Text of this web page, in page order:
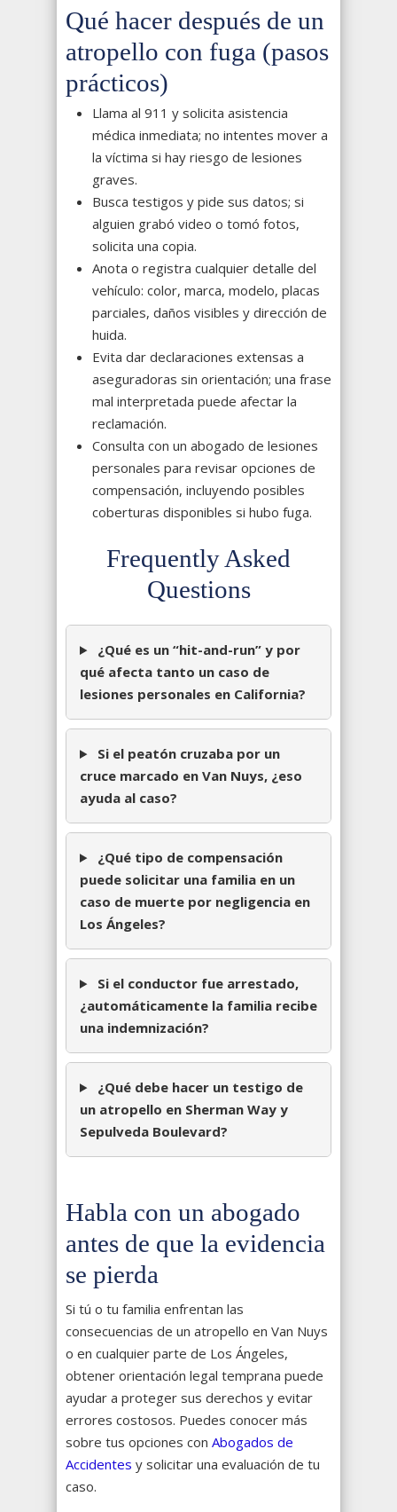
Qué hacer después de un
atropello con fuga (pasos
prácticos)
Llama al 911 y solicita asistencia
médica inmediata; no intentes mover a
la víctima si hay riesgo de lesiones
graves.
Busca testigos y pide sus datos; si
alguien grabó video o tomó fotos,
solicita una copia.
Anota o registra cualquier detalle del
vehículo: color, marca, modelo, placas
parciales, daños visibles y dirección de
huida.
Evita dar declaraciones extensas a
aseguradoras sin orientación; una frase
mal interpretada puede afectar la
reclamación.
Consulta con un abogado de lesiones
personales para revisar opciones de
compensación, incluyendo posibles
coberturas disponibles si hubo fuga.
Frequently Asked
Questions
¿Qué es un “hit-and-run” y por
qué afecta tanto un caso de
lesiones personales en California?
Si el peatón cruzaba por un
cruce marcado en Van Nuys, ¿eso
ayuda al caso?
¿Qué tipo de compensación
puede solicitar una familia en un
caso de muerte por negligencia en
Los Ángeles?
Si el conductor fue arrestado,
¿automáticamente la familia recibe
una indemnización?
¿Qué debe hacer un testigo de
un atropello en Sherman Way y
Sepulveda Boulevard?
Habla con un abogado
antes de que la evidencia
se pierda
Si tú o tu familia enfrentan las
consecuencias de un atropello en Van Nuys
o en cualquier parte de Los Ángeles,
obtener orientación legal temprana puede
ayudar a proteger sus derechos y evitar
errores costosos. Puedes conocer más
sobre tus opciones con Abogados de
Accidentes y solicitar una evaluación de tu
caso.